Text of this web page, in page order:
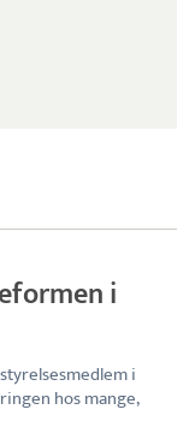
i
i
hos mange,